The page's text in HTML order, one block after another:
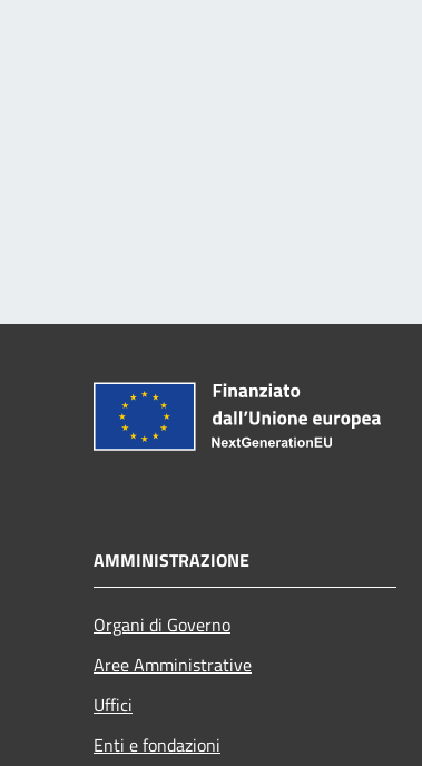
AMMINISTRAZIONE
Organi di Governo
Aree Amministrative
Uffici
Enti e fondazioni